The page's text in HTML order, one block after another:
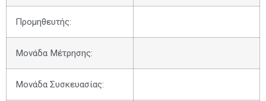
Προμηθευτής:
Μονάδα Μέτρησης:
Μονάδα Συσκευασίας: